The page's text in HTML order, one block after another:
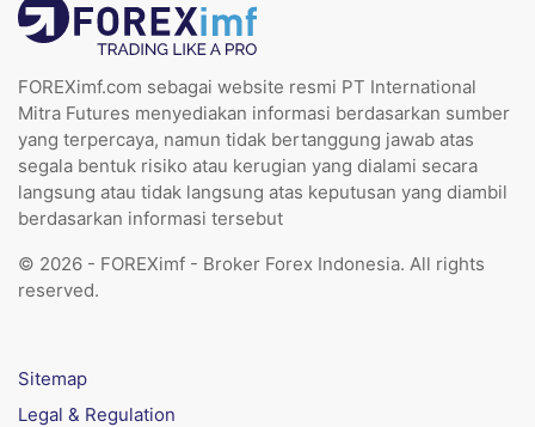
FOREXimf.com sebagai website resmi PT International
Mitra Futures menyediakan informasi berdasarkan sumber
yang terpercaya, namun tidak bertanggung jawab atas
segala bentuk risiko atau kerugian yang dialami secara
langsung atau tidak langsung atas keputusan yang diambil
berdasarkan informasi tersebut
© 2026 - FOREXimf - Broker Forex Indonesia. All rights
reserved.
Sitemap
Legal & Regulation